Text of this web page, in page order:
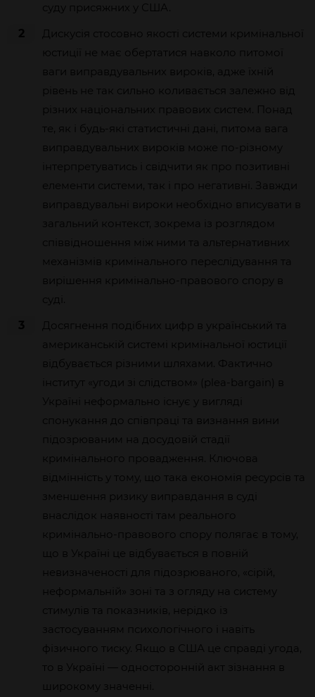
суду присяжних у США.
2
Дискусія стосовно якості системи кримінальної
юстиції не має обертатися навколо питомої
ваги виправдувальних вироків, адже їхній
рівень не так сильно коливається залежно від
різних національних правових систем. Понад
те, як і будь-які статистичні дані, питома вага
виправдувальних вироків може по-різному
інтерпретуватись і свідчити як про позитивні
елементи системи, так і про негативні. Завжди
виправдувальні вироки необхідно вписувати в
загальний контекст, зокрема із розглядом
співвідношення між ними та альтернативних
механізмів кримінального переслідування та
вирішення кримінально-правового спору в
суді.
3
Досягнення подібних цифр в український та
американській системі кримінальної юстиції
відбувається різними шляхами. Фактично
інститут «угоди зі слідством» (plea-bargain) в
Україні неформально існує у вигляді
спонукання до співпраці та визнання вини
підозрюваним на досудовій стадії
кримінального провадження. Ключова
відмінність у тому, що така економія ресурсів та
зменшення ризику виправдання в суді
внаслідок наявності там реального
кримінально-правового спору полягає в тому,
що в Україні це відбувається в повній
невизначеності для підозрюваного, «сірій,
неформальній» зоні та з огляду на систему
стимулів та показників, нерідко із
застосуванням психологічного і навіть
фізичного тиску. Якщо в США це справді угода,
то в Україні — односторонній акт зізнання в
широкому значенні.